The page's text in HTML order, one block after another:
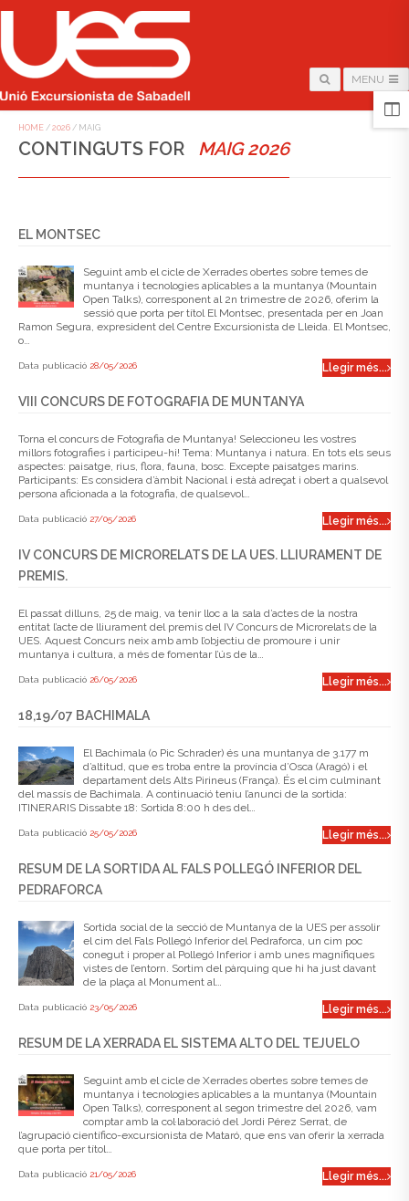
MENU
HOME / 2026 / MAIG
CONTINGUTS FOR MAIG 2026
EL MONTSEC
Seguint amb el cicle de Xerrades obertes sobre temes de
muntanya i tecnologies aplicables a la muntanya (Mountain
Open Talks), corresponent al 2n trimestre de 2026, oferim la
sessió que porta per títol El Montsec, presentada per en Joan
Ramon Segura, expresident del Centre Excursionista de Lleida. El Montsec,
o…
Data publicació 28/05/2026 Llegir més...
VIII CONCURS DE FOTOGRAFIA DE MUNTANYA
Torna el concurs de Fotografia de Muntanya! Seleccioneu les vostres
millors fotografies i participeu-hi! Tema: Muntanya i natura. En tots els seus
aspectes: paisatge, rius, flora, fauna, bosc. Excepte paisatges marins.
Participants: Es considera d’àmbit Nacional i està adreçat i obert a qualsevol
persona aficionada a la fotografia, de qualsevol…
Data publicació 27/05/2026 Llegir més...
IV CONCURS DE MICRORELATS DE LA UES. LLIURAMENT DE
PREMIS.
El passat dilluns, 25 de maig, va tenir lloc a la sala d’actes de la nostra
entitat l’acte de lliurament del premis del IV Concurs de Microrelats de la
UES. Aquest Concurs neix amb amb l’objectiu de promoure i unir
muntanya i cultura, a més de fomentar l’ús de la…
Data publicació 26/05/2026 Llegir més...
18,19/07 BACHIMALA
El Bachimala (o Pic Schrader) és una muntanya de 3.177 m
d’altitud, que es troba entre la província d’Osca (Aragó) i el
departament dels Alts Pirineus (França). És el cim culminant
del massís de Bachimala. A continuació teniu l’anunci de la sortida:
ITINERARIS Dissabte 18: Sortida 8:00 h des del…
Data publicació 25/05/2026 Llegir més...
RESUM DE LA SORTIDA AL FALS POLLEGÓ INFERIOR DEL
PEDRAFORCA
Sortida social de la secció de Muntanya de la UES per assolir
el cim del Fals Pollegó Inferior del Pedraforca, un cim poc
conegut i proper al Pollegó Inferior i amb unes magnífiques
vistes de l’entorn. Sortim del pàrquing que hi ha just davant
de la plaça al Monument al…
Data publicació 23/05/2026 Llegir més...
RESUM DE LA XERRADA EL SISTEMA ALTO DEL TEJUELO
Seguint amb el cicle de Xerrades obertes sobre temes de
muntanya i tecnologies aplicables a la muntanya (Mountain
Open Talks), corresponent al segon trimestre del 2026, vam
comptar amb la col·laboració del Jordi Pérez Serrat, de
l’agrupació científico-excursionista de Mataró, que ens van oferir la xerrada
que porta per títol…
Data publicació 21/05/2026 Llegir més...